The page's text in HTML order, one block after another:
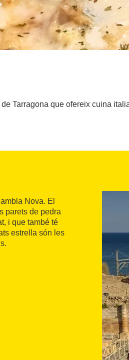
Tarragona que ofereix cuina
Nova. El
parets de pedra
i que també té
estrella són les